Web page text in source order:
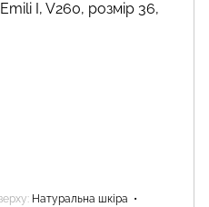
I, V260, розмір 36,
Натуральна шкіра